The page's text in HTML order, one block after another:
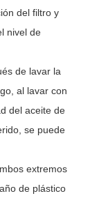
del filtro y
nivel de
de lavar la
al lavar con
del aceite de
se puede
extremos
de plástico